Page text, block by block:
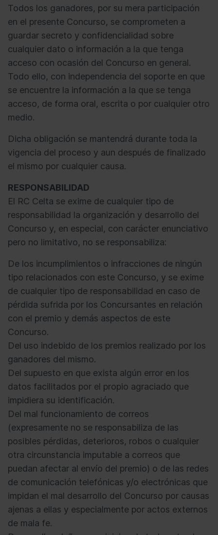
Todos los ganadores, por su mera participación
en el presente Concurso, se comprometen a
guardar secreto y confidencialidad sobre
cualquier dato o información a la que tenga
acceso con ocasión del Concurso en general.
Todo ello, con independencia del soporte en que
se encuentre la información a la que se tenga
acceso, de forma oral, escrita o por cualquier otro
medio.
Dicha obligación se mantendrá durante toda la
vigencia del proceso y aun después de finalizado
el mismo por cualquier causa.
RESPONSABILIDAD
El RC Celta se exime de cualquier tipo de
responsabilidad la organización y desarrollo del
Concurso y, en especial, con carácter enunciativo
pero no limitativo, no se responsabiliza:
De los incumplimientos o infracciones de ningún
tipo relacionados con este Concurso, y se exime
de cualquier tipo de responsabilidad en caso de
pérdida sufrida por los Concursantes en relación
con el premio y demás aspectos de este
Concurso.
Del uso indebido de los premios realizado por los
ganadores del mismo.
Del supuesto en que exista algún error en los
datos facilitados por el propio agraciado que
impidiera su identificación.
Del mal funcionamiento de correos
(expresamente no se responsabiliza de las
posibles pérdidas, deterioros, robos o cualquier
otra circunstancia imputable a correos que
puedan afectar al envío del premio) o de las redes
de comunicación telefónicas y/o electrónicas que
impidan el mal desarrollo del Concurso por causas
ajenas a ellas y especialmente por actos externos
de mala fe.